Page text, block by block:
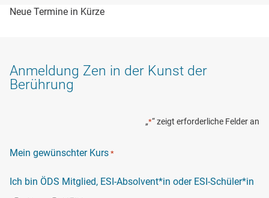
Neue Termine in Kürze
Anmeldung Zen in der Kunst der
Berührung
„*“ zeigt erforderliche Felder an
Mein gewünschter Kurs *
Ich bin ÖDS Mitglied, ESI-Absolvent*in oder ESI-Schüler*in